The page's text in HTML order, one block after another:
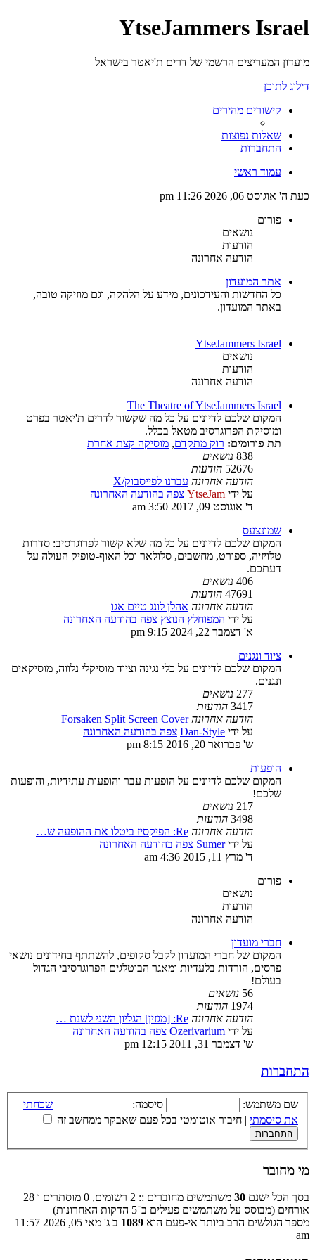
YtseJammers Israel
מועדון המעריצים הרשמי של דרים ת'יאטר בישראל
דילוג לתוכן
קישורים מהירים
שאלות נפוצות
התחברות
עמוד ראשי
כעת ה' אוגוסט 06, 2026 11:26 pm
פורום
נושאים
הודעות
הודעה אחרונה
אתר המועדון
כל החדשות והעידכונים, מידע על הלהקה, וגם מוזיקה טובה,
באתר המועדון.
YtseJammers Israel
נושאים
הודעות
הודעה אחרונה
The Theatre of YtseJammers Israel
המקום שלכם לדיונים על כל מה שקשור לדרים ת'יאטר בפרט
ומוסיקת הפרוגרסיב מטאל בכלל.
תת פורומים: רוק מתקדם, מוסיקה קצת אחרת
838 נושאים
52676 הודעות
הודעה אחרונה עברנו לפייסבוק/X
על ידי YtseJam צפה בהודעה האחרונה
ד' אוגוסט 09, 2017 3:50 am
שמונצעס
המקום שלכם לדיונים על כל מה שלא קשור לפרוגרסיב: סדרות
טלויזיה, ספורט, מחשבים, סלולאר וכל האוף-טופיק העולה על
דעתכם.
406 נושאים
47691 הודעות
הודעה אחרונה אהלן לונג טיים אגו
על ידי המפוחלץ הנוצץ צפה בהודעה האחרונה
א' דצמבר 22, 2024 9:15 pm
ציוד ונגנים
המקום שלכם לדיונים על כלי נגינה וציוד מוסיקלי נלווה, מוסיקאים
ונגנים.
277 נושאים
3417 הודעות
הודעה אחרונה Forsaken Split Screen Cover
על ידי Dan-Style צפה בהודעה האחרונה
ש' פברואר 20, 2016 8:15 pm
הופעות
המקום שלכם לדיונים על הופעות עבר והופעות עתידיות, והופעות
שלכם!
217 נושאים
3498 הודעות
הודעה אחרונה Re: הפיקסיז ביטלו את ההופעה ש…
על ידיSumer צפה בהודעה האחרונה
ד' מרץ 11, 2015 4:36 am
פורום
נושאים
הודעות
הודעה אחרונה
חברי מועדון
המקום של חברי המועדון לקבל סקופים, להשתתף בחידונים נושאי
פרסים, הורדות בלעדיות ומאגר הבוטלגים הפרוגרסיבי הגדול
בעולם!
56 נושאים
1974 הודעות
הודעה אחרונה Re: [מגזין] הגליון השני לשנת …
על ידי Ozerivarium צפה בהודעה האחרונה
ש' דצמבר 31, 2011 12:15 pm
התחברות
שם משתמש: סיסמה:
שכחתי
את סיסמתי | חיבור אוטומטי בכל פעם שאבקר ממחשב זה
מי מחובר
בסך הכל ישנם 30
משתמשים מחוברים :: 2 רשומים, 0 מוסתרים ו 28
אורחים (מבוסס על משתמשים פעילים ב־5 הדקות האחרונות)
מספר הגולשים הרב ביותר אי-פעם הוא 1089
ב ג' מאי 05, 2026 11:57
am